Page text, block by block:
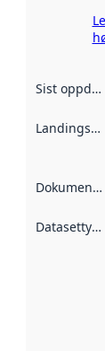
Sist oppdatert
Landingsside
Dokumentasjon
Datasettype